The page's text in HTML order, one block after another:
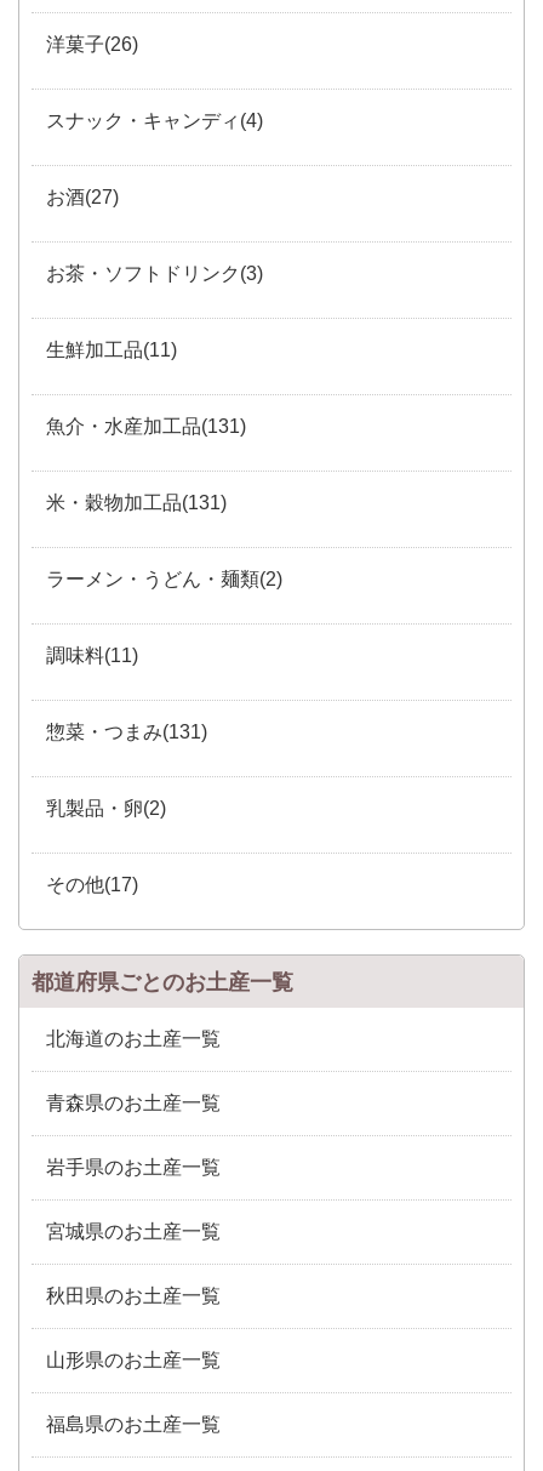
洋菓子(26)
スナック・キャンディ(4)
お酒(27)
お茶・ソフトドリンク(3)
生鮮加工品(11)
魚介・水産加工品(131)
米・穀物加工品(131)
ラーメン・うどん・麺類(2)
調味料(11)
惣菜・つまみ(131)
乳製品・卵(2)
その他(17)
都道府県ごとのお土産一覧
北海道のお土産一覧
青森県のお土産一覧
岩手県のお土産一覧
宮城県のお土産一覧
秋田県のお土産一覧
山形県のお土産一覧
福島県のお土産一覧